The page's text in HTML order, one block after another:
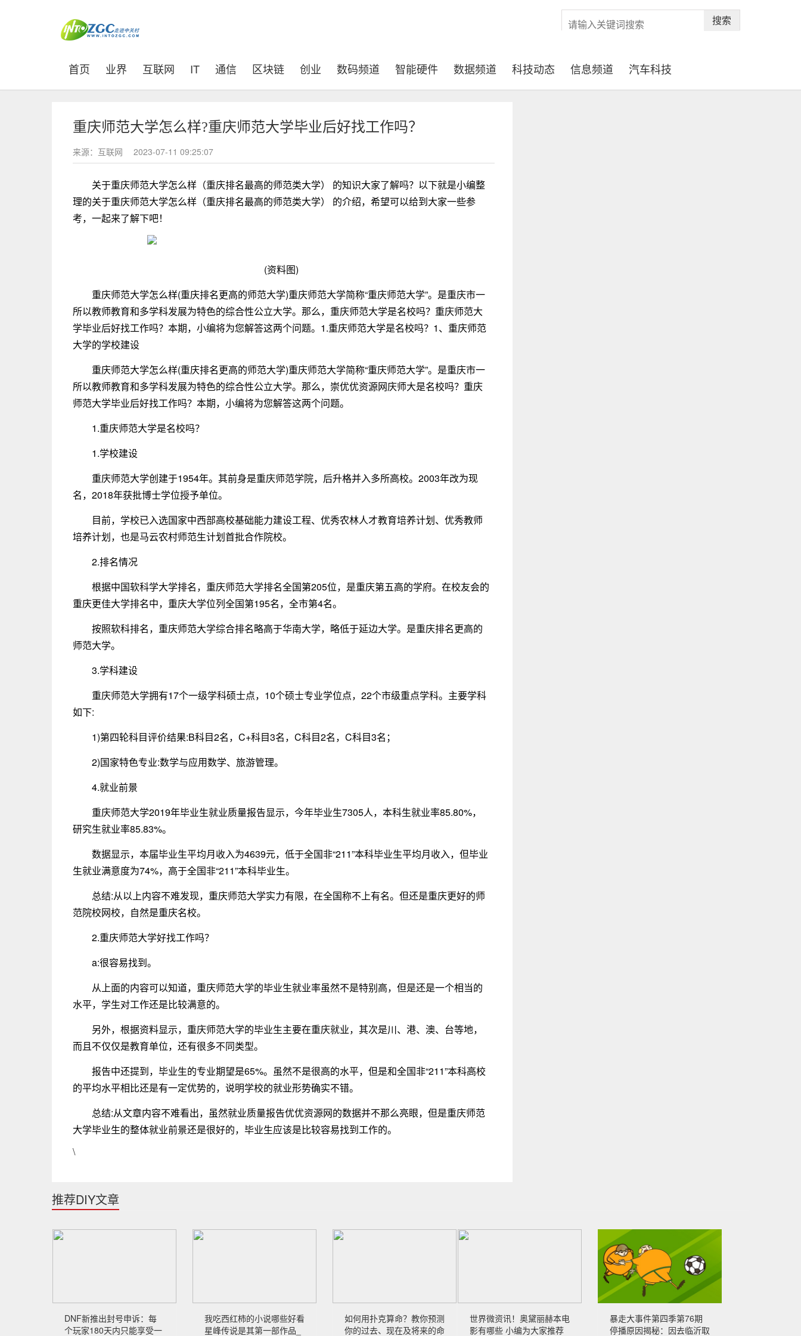
搜索
首页 (current)
业界 互联网 IT 通信 区块链 创业 数码频道 智能硬件 数据频道 科技动态 信息频道 汽车科技
重庆师范大学怎么样?重庆师范大学毕业后好找工作吗？
来源：互联网 2023-07-11 09:25:07
关于重庆师范大学怎么样（重庆排名最高的师范类大学） 的知识大家了解吗？以下就是小编整
理的关于重庆师范大学怎么样（重庆排名最高的师范类大学） 的介绍，希望可以给到大家一些参
考，一起来了解下吧！
(资料图)
重庆师范大学怎么样(重庆排名更高的师范大学)重庆师范大学简称“重庆师范大学”。是重庆市一
所以教师教育和多学科发展为特色的综合性公立大学。那么，重庆师范大学是名校吗？重庆师范大
学毕业后好找工作吗？本期，小编将为您解答这两个问题。1.重庆师范大学是名校吗？1、重庆师范
大学的学校建设
重庆师范大学怎么样(重庆排名更高的师范大学)重庆师范大学简称“重庆师范大学”。是重庆市一
所以教师教育和多学科发展为特色的综合性公立大学。那么，崇优优资源网庆师大是名校吗？重庆
师范大学毕业后好找工作吗？本期，小编将为您解答这两个问题。
1.重庆师范大学是名校吗？
1.学校建设
重庆师范大学创建于1954年。其前身是重庆师范学院，后升格并入多所高校。2003年改为现
名，2018年获批博士学位授予单位。
目前，学校已入选国家中西部高校基础能力建设工程、优秀农林人才教育培养计划、优秀教师
培养计划，也是马云农村师范生计划首批合作院校。
2.排名情况
根据中国软科学大学排名，重庆师范大学排名全国第205位，是重庆第五高的学府。在校友会的
重庆更佳大学排名中，重庆大学位列全国第195名，全市第4名。
按照软科排名，重庆师范大学综合排名略高于华南大学，略低于延边大学。是重庆排名更高的
师范大学。
3.学科建设
重庆师范大学拥有17个一级学科硕士点，10个硕士专业学位点，22个市级重点学科。主要学科
如下:
1)第四轮科目评价结果:B科目2名，C+科目3名，C科目2名，C科目3名；
2)国家特色专业:数学与应用数学、旅游管理。
4.就业前景
重庆师范大学2019年毕业生就业质量报告显示，今年毕业生7305人，本科生就业率85.80%，
研究生就业率85.83%。
数据显示，本届毕业生平均月收入为4639元，低于全国非“211”本科毕业生平均月收入，但毕业
生就业满意度为74%，高于全国非“211”本科毕业生。
总结:从以上内容不难发现，重庆师范大学实力有限，在全国称不上有名。但还是重庆更好的师
范院校网校，自然是重庆名校。
2.重庆师范大学好找工作吗？
a:很容易找到。
从上面的内容可以知道，重庆师范大学的毕业生就业率虽然不是特别高，但是还是一个相当的
水平，学生对工作还是比较满意的。
另外，根据资料显示，重庆师范大学的毕业生主要在重庆就业，其次是川、港、澳、台等地，
而且不仅仅是教育单位，还有很多不同类型。
报告中还提到，毕业生的专业期望是65%。虽然不是很高的水平，但是和全国非“211”本科高校
的平均水平相比还是有一定优势的，说明学校的就业形势确实不错。
总结:从文章内容不难看出，虽然就业质量报告优优资源网的数据并不那么亮眼，但是重庆师范
大学毕业生的整体就业前景还是很好的，毕业生应该是比较容易找到工作的。
\
推荐DIY文章
DNF新推出封号申诉：每
个玩家180天内只能享受一
我吃西红柿的小说哪些好看
星峰传说是其第一部作品_
如何用扑克算命？教你预测
你的过去、现在及将来的命
世界微资讯！奥黛丽赫本电
影有哪些 小编为大家推荐
暴走大事件第四季第76期
停播原因揭秘：因去临沂取